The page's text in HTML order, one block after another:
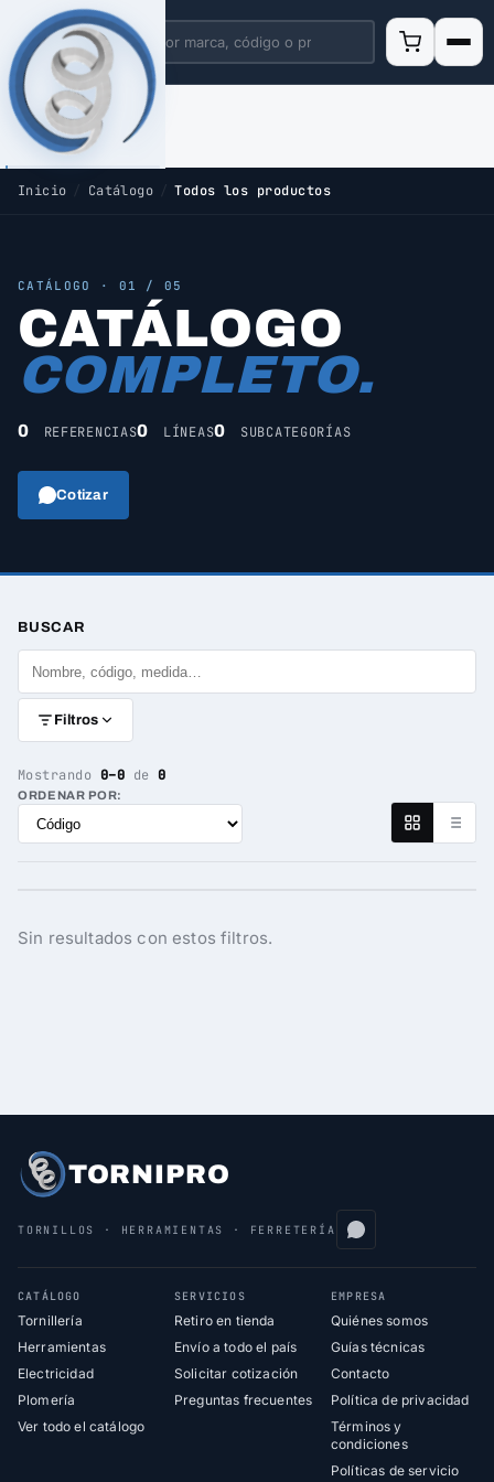
Inicio Catálogo Todos los productos
CATÁLOGO · 01 / 05
CATÁLOGO
COMPLETO.
0 REFERENCIAS0 LÍNEAS0 SUBCATEGORÍAS
Cotizar
BUSCAR
Filtros
Mostrando 0–0 de0
ORDENAR POR:
Sin resultados con estos filtros.
TORNIPRO
TORNILLOS · HERRAMIENTAS · FERRETERÍA
CATÁLOGO
Tornillería
Herramientas
Electricidad
Plomería
Ver todo el catálogo
SERVICIOS
Retiro en tienda
Envío a todo el país
Solicitar cotización
Preguntas frecuentes
EMPRESA
Quiénes somos
Guías técnicas
Contacto
Política de privacidad
Términos y
condiciones
Políticas de servicio